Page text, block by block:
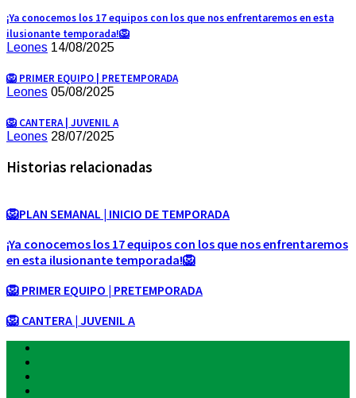
¡Ya conocemos los 17 equipos con los que nos enfrentaremos en esta
ilusionante temporada!🦁
Leones 14/08/2025
🦁 PRIMER EQUIPO | PRETEMPORADA
Leones 05/08/2025
🦁 CANTERA | JUVENIL A
Leones 28/07/2025
Historias relacionadas
🦁PLAN SEMANAL | INICIO DE TEMPORADA
¡Ya conocemos los 17 equipos con los que nos enfrentaremos
en esta ilusionante temporada!🦁
🦁 PRIMER EQUIPO | PRETEMPORADA
🦁 CANTERA | JUVENIL A